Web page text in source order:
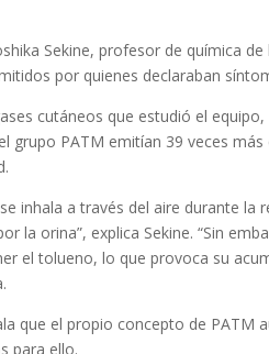
Sekine, profesor de química
por quienes declaraban
cutáneos que estudió el
grupo PATM emitían 39 veces
inhala a través del aire durante
la orina”, explica Sekine. “Sin
el tolueno, lo que provoca su
que el propio concepto de
para ello.